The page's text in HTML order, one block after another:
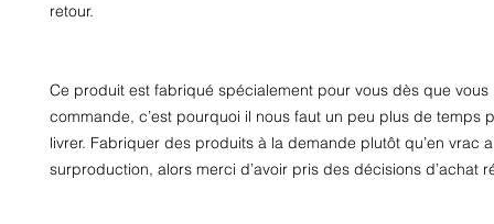
retour.
Ce produit est fabriqué spécialement pour vous dès que vous
commande, c’est pourquoi il nous faut un peu plus de temps
livrer. Fabriquer des produits à la demande plutôt qu’en vrac
surproduction, alors merci d’avoir pris des décisions d’achat